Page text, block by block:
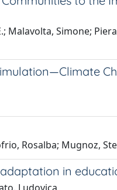
Malavolta, Simone;
Rosalba; Mugnoz,
in